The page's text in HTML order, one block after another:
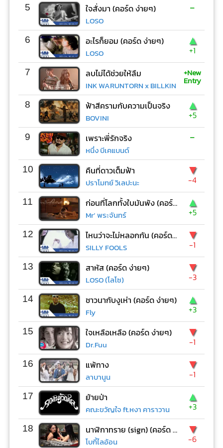
5 ใจสั่งมา (คอร์ด ง่ายๆ)
LOSO
-
6 อะไรก็ยอม (คอร์ด ง่ายๆ)
LOSO
▲
+1
7 ลบไม่ได้ช่วยให้ลืม
INK WARUNTORN x BILLKIN
+New
Entry
8 ฟ้าสีครามกับความเป็นจริง
BOVINI
▲
+5
9 เพราะพี่รักจริง
หนึ่ง บีเคแบนด์
-
10 คืนที่ดาวเต็มฟ้า
ปราโมทย์ วิเลปะนะ
▼
-4
11 ก่อนที่โลกทั้งใบมันพัง (คอร์ด ง่ายๆ)
Mr’ พระจันทร์
▲
+5
12 ไหนว่าจะไม่หลอกกัน (คอร์ด ง่ายๆ)
SILLY FOOLS
▼
-1
13 สาหัส (คอร์ด ง่ายๆ)
LOSO (โลโซ)
▼
-3
14 ชาวนากับงูเห่า (คอร์ด ง่ายๆ)
Fly
▲
+3
15 ใจเหลือเหลือ (คอร์ด ง่ายๆ)
Dr.Fuu
▼
-1
16 แพ้ทาง
ลาบานูน
▼
-1
17 ย้ายป่า
คณะขวัญใจ ft.หงา คาราวาน
▲
+3
18 นาฬิกาทราย (sign) (คอร์ด ง่ายๆ)
โบกี้ไลอ้อน
▼
-6